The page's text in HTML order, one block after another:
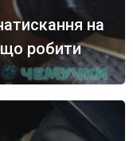
на
що робити